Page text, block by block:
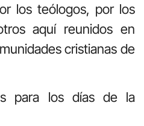
los teólogos, por los
aquí reunidos en
cristianas de
para los días de la